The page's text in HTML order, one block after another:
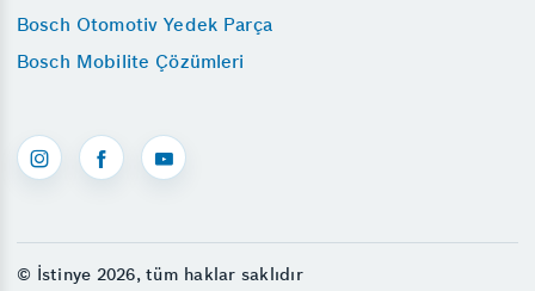
Bosch Otomotiv Yedek Parça
Bosch Mobilite Çözümleri
© İstinye 2026, tüm haklar saklıdır